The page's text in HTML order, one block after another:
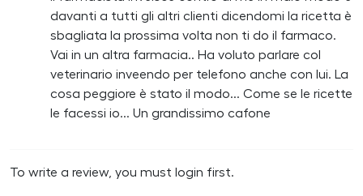
davanti a tutti gli altri clienti dicendomi la ricetta è
sbagliata la prossima volta non ti do il farmaco.
Vai in un altra farmacia.. Ha voluto parlare col
veterinario inveendo per telefono anche con lui. La
cosa peggiore è stato il modo... Come se le ricette
le facessi io... Un grandissimo cafone
To write a review, you must login first.